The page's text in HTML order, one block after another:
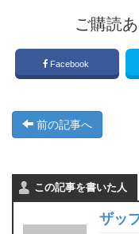
ご購読
Facebook
前の記事へ
この記事を書いた人
ザッ